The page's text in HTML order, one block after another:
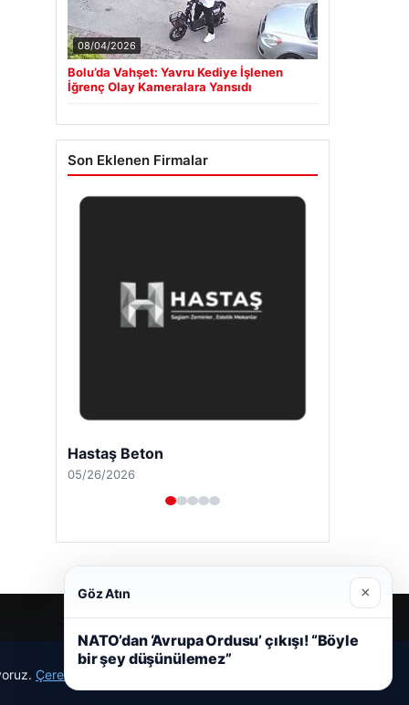
08/04/2026
Bolu’da Vahşet: Yavru Kediye İşlenen
İğrenç Olay Kameralara Yansıdı
Son Eklenen Firmalar
Hastaş Beton
05/26/2026
Çerez Politikamız
Göz Atın ×
NATO’dan ‘Avrupa Ordusu’ çıkışı! “Böyle
bir şey düşünülemez”